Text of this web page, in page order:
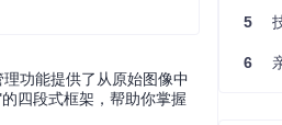
功能提供了从原始图像中
四段式框架，帮助你掌握
5
6